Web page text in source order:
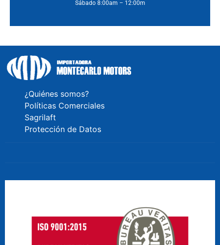
Sábado 8:00am – 12:00m
¿Quiénes somos?
Políticas Comerciales
Sagrilaft
Protección de Datos